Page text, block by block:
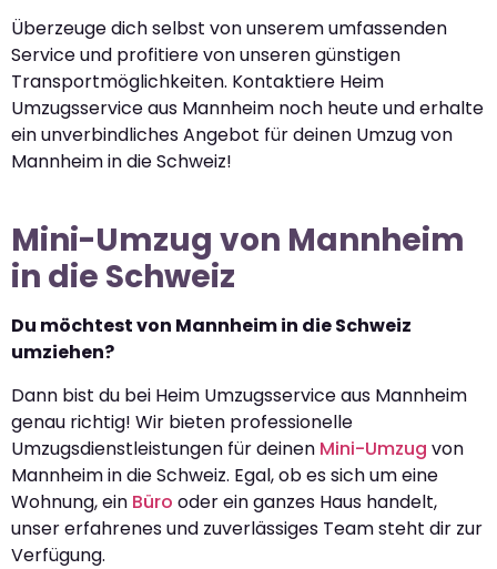
Überzeuge dich selbst von unserem umfassenden
Service und profitiere von unseren günstigen
Transportmöglichkeiten. Kontaktiere Heim
Umzugsservice aus Mannheim noch heute und erhalte
ein unverbindliches Angebot für deinen Umzug von
Mannheim in die Schweiz!
Mini-Umzug von Mannheim
in die Schweiz
Du möchtest von Mannheim in die Schweiz
umziehen?
Dann bist du bei Heim Umzugsservice aus Mannheim
genau richtig! Wir bieten professionelle
Umzugsdienstleistungen für deinen Mini-Umzug von
Mannheim in die Schweiz. Egal, ob es sich um eine
Wohnung, ein Büro oder ein ganzes Haus handelt,
unser erfahrenes und zuverlässiges Team steht dir zur
Verfügung.